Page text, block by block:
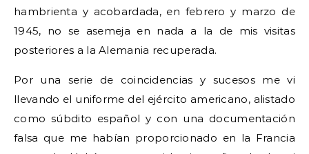
hambrienta y acobardada, en febrero y marzo de
1945, no se asemeja en nada a la de mis visitas
posteriores a la Alemania recuperada.
Por una serie de coincidencias y sucesos me vi
llevando el uniforme del ejército americano, alistado
como súbdito español y con una documentación
falsa que me habían proporcionado en la Francia